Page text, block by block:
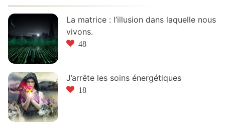
La matrice : l’illusion dans laquelle nous
vivons.
48
J’arrête les soins énergétiques
18